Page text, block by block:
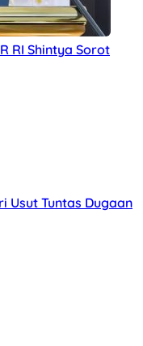
RI Shintya Sorot
Usut Tuntas Dugaan